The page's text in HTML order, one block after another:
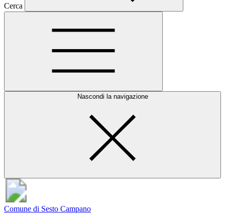
Cerca
Nascondi la navigazione
Comune di Sesto Campano